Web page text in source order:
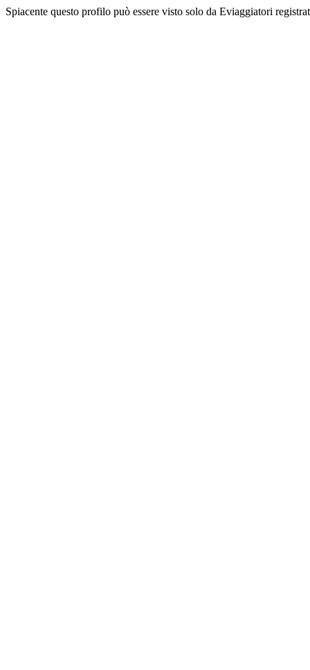
Spiacente questo profilo può essere visto solo da Eviaggiatori